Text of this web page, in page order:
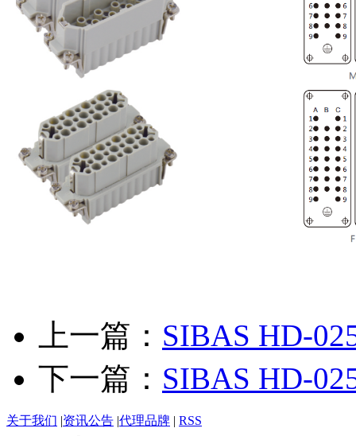
上一篇： SIBAS HD-
下一篇： SIBAS HD-
关于我们 |资讯公告 |代理品牌 | RSS